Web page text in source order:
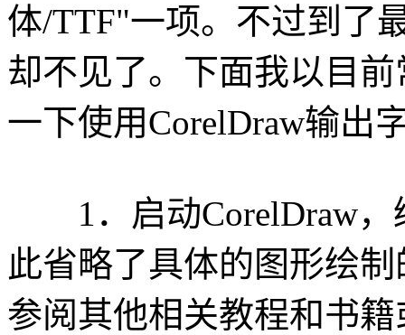
体/TTF"一项。不过到了
却不见了。下面我以目
一下使用CorelDraw输出
1．启动CorelDraw，
此省略了具体的图形绘
参阅其他相关教程和书